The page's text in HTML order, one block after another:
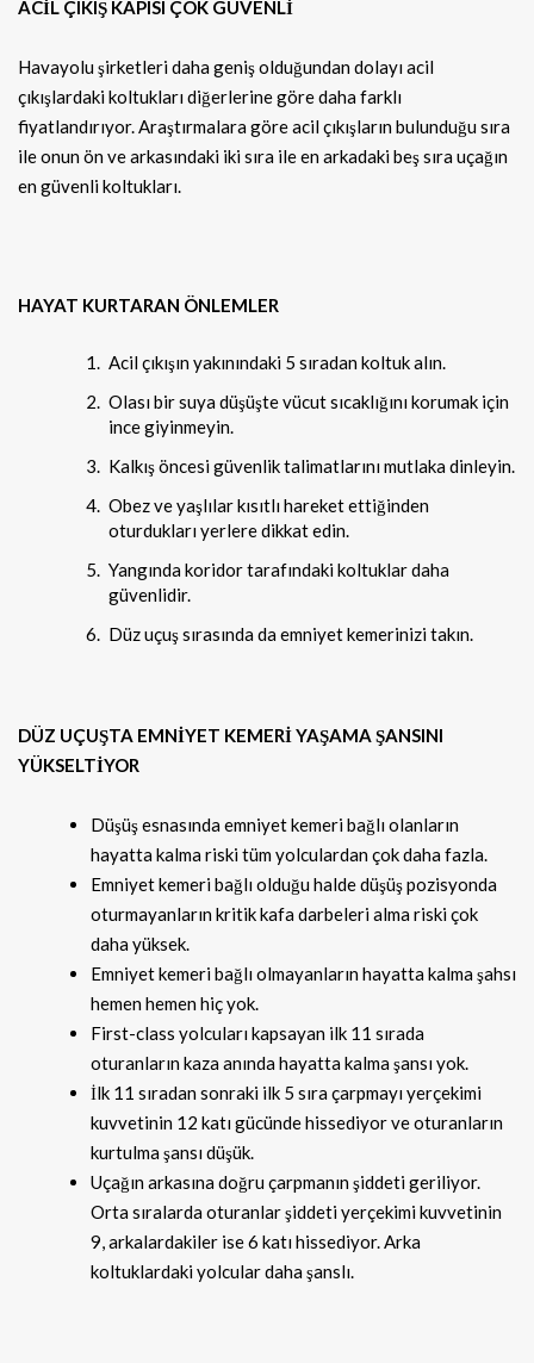
ACİL ÇIKIŞ KAPISI ÇOK GÜVENLİ
Havayolu şirketleri daha geniş olduğundan dolayı acil
çıkışlardaki koltukları diğerlerine göre daha farklı
fiyatlandırıyor. Araştırmalara göre acil çıkışların bulunduğu sıra
ile onun ön ve arkasındaki iki sıra ile en arkadaki beş sıra uçağın
en güvenli koltukları.
HAYAT KURTARAN ÖNLEMLER
Acil çıkışın yakınındaki 5 sıradan koltuk alın.
Olası bir suya düşüşte vücut sıcaklığını korumak için
ince giyinmeyin.
Kalkış öncesi güvenlik talimatlarını mutlaka dinleyin.
Obez ve yaşlılar kısıtlı hareket ettiğinden
oturdukları yerlere dikkat edin.
Yangında koridor tarafındaki koltuklar daha
güvenlidir.
Düz uçuş sırasında da emniyet kemerinizi takın.
DÜZ UÇUŞTA EMNİYET KEMERİ YAŞAMA ŞANSINI
YÜKSELTİYOR
Düşüş esnasında emniyet kemeri bağlı olanların
hayatta kalma riski tüm yolculardan çok daha fazla.
Emniyet kemeri bağlı olduğu halde düşüş pozisyonda
oturmayanların kritik kafa darbeleri alma riski çok
daha yüksek.
Emniyet kemeri bağlı olmayanların hayatta kalma şahsı
hemen hemen hiç yok.
First-class yolcuları kapsayan ilk 11 sırada
oturanların kaza anında hayatta kalma şansı yok.
İlk 11 sıradan sonraki ilk 5 sıra çarpmayı yerçekimi
kuvvetinin 12 katı gücünde hissediyor ve oturanların
kurtulma şansı düşük.
Uçağın arkasına doğru çarpmanın şiddeti geriliyor.
Orta sıralarda oturanlar şiddeti yerçekimi kuvvetinin
9, arkalardakiler ise 6 katı hissediyor. Arka
koltuklardaki yolcular daha şanslı.